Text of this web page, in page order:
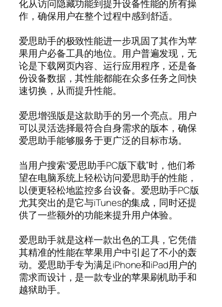
化从访问隐藏功能到提升设备性能的所有操
作，确保用户在整个过程中感到舒适。
爱思助手的极致性能进一步巩固了其作为苹
果用户必备工具的地位。用户普遍发现，无
论是下载网页内容、运行应用程序，还是备
份设备数据，其性能都能在众多任务之间快
速切换，从而提升性能。
爱思增强版是这款助手的另一个亮点。用户
可以灵活选择最符合自身需求的版本，确保
爱思助手能够服务于更广泛的目标市场。
当用户搜索“爱思助手PC版下载”时，他们希
望在电脑系统上轻松访问爱思助手的性能，
以便更轻松地监控多台设备。爱思助手PC版
尤其突出的是它与iTunes的集成，同时还提
供了一些额外的功能来提升用户体验。
爱思助手就是这样一款出色的工具，它凭借
其精准的性能在苹果用户中引起了不小的轰
动。爱思助手专为满足iPhone和iPad用户的
需求而设计，是一款专业的苹果刷机助手和
越狱助手。